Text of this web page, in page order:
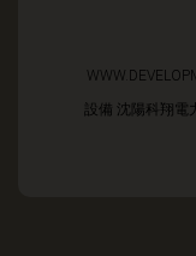
設備 沈陽科翔電